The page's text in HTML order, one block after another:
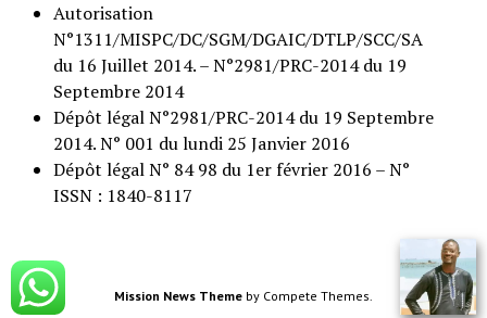
Autorisation
N°1311/MISPC/DC/SGM/DGAIC/DTLP/SCC/SA
du 16 Juillet 2014. – N°2981/PRC-2014 du 19
Septembre 2014
Dépôt légal N°2981/PRC-2014 du 19 Septembre
2014. N° 001 du lundi 25 Janvier 2016
Dépôt légal N° 84 98 du 1er février 2016 – N°
ISSN : 1840-8117
Mission News Theme by Compete Themes.